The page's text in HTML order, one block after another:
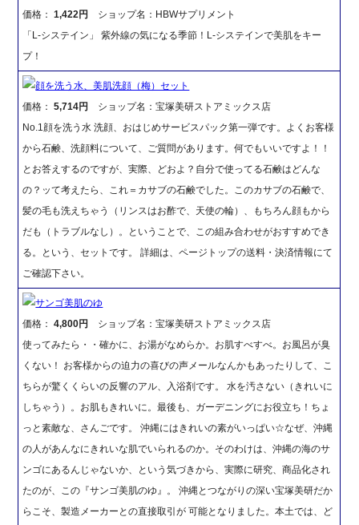
価格：1,422円
ショップ名：HBWサプリメント
「L-システイン」 紫外線の気になる季節！L-システインで美肌をキー
プ！
顔を洗う水、美肌洗顔（梅）セット
価格：5,714円
ショップ名：宝塚美研ストアミックス店
No.1顔を洗う水 洗顔、おはじめサービスパック第一弾です。よくお客様
から石鹸、洗顔料について、ご質問があります。何でもいいですよ！！
とお答えするのですが、実際、どおよ？自分で使ってる石鹸はどんな
の？ッて考えたら、これ＝カサブの石鹸でした。このカサブの石鹸で、
髪の毛も洗えちゃう（リンスはお酢で、天使の輪）、もちろん顔もから
だも（トラブルなし）。ということで、この組み合わせがおすすめでき
る。という、セットです。 詳細は、ページトップの送料・決済情報にて
ご確認下さい。
サンゴ美肌のゆ
価格：4,800円
ショップ名：宝塚美研ストアミックス店
使ってみたら・・確かに、お湯がなめらか。お肌すべすべ。お風呂が臭
くない！ お客様からの迫力の喜びの声メールなんかもあったりして、こ
ちらが驚くくらいの反響のアル、入浴剤です。 水を汚さない（きれいに
しちゃう）。お肌もきれいに。最後も、ガーデニングにお役立ち！ちょ
っと素敵な、さんごです。 沖縄にはきれいの素がいっぱい☆なぜ、沖縄
の人があんなにきれいな肌でいられるのか。そのわけは、沖縄の海のサ
ンゴにあるんじゃないか、という気づきから、実際に研究、商品化され
たのが、この『サンゴ美肌のゆ』。 沖縄とつながりの深い宝塚美研だか
らこそ、製造メーカーとの直接取引が 可能となりました。本土では、ど